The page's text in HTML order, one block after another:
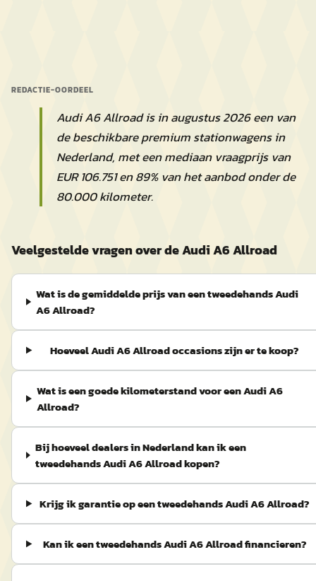
REDACTIE-OORDEEL
Audi A6 Allroad is in augustus 2026 een van
de beschikbare premium stationwagens in
Nederland, met een mediaan vraagprijs van
EUR 106.751 en 89% van het aanbod onder de
80.000 kilometer.
Veelgestelde vragen over de Audi A6 Allroad
Wat is de gemiddelde prijs van een tweedehands Audi
A6 Allroad?
Hoeveel Audi A6 Allroad occasions zijn er te koop?
Wat is een goede kilometerstand voor een Audi A6
Allroad?
Bij hoeveel dealers in Nederland kan ik een
tweedehands Audi A6 Allroad kopen?
Krijg ik garantie op een tweedehands Audi A6 Allroad?
Kan ik een tweedehands Audi A6 Allroad financieren?